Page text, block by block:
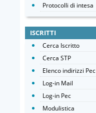
Protocolli di intesa
ISCRITTI
Cerca Iscritto
Cerca STP
Elenco indirizzi Pec
Log-in Mail
Log-in Pec
Modulistica